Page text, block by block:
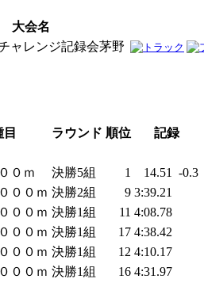
大会名
ャレンジ記録会茅野
目 ラウンド 順位
記録
０ｍ 決勝5組 1 14.51
-0.3
００ｍ 決勝2組 9 3:39.21
００ｍ 決勝1組 11 4:08.78
００ｍ 決勝1組 17 4:38.42
００ｍ 決勝1組 12 4:10.17
００ｍ 決勝1組 16 4:31.97